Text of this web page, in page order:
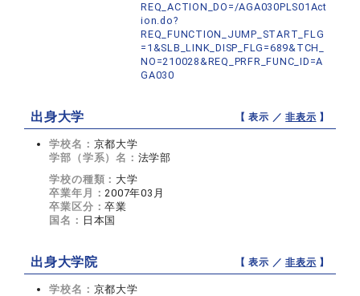
REQ_ACTION_DO=/AGA030PLS01Act
ion.do?
REQ_FUNCTION_JUMP_START_FLG
=1&SLB_LINK_DISP_FLG=689&TCH_
NO=210028&REQ_PRFR_FUNC_ID=A
GA030
出身大学 【 表示 ／非表示 】
学校名： 京都大学
学部（学系）名： 法学部
学校の種類： 大学
卒業年月：2007年03月
卒業区分：卒業
国名： 日本国
出身大学院 【 表示 ／非表示 】
学校名： 京都大学